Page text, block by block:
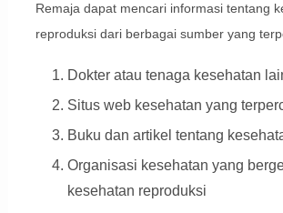
Remaja dapat mencari informasi tentang
reproduksi dari berbagai sumber yang
Dokter atau tenaga kesehatan
Situs web kesehatan yang
Buku dan artikel tentang
Organisasi kesehatan yang
kesehatan reproduksi